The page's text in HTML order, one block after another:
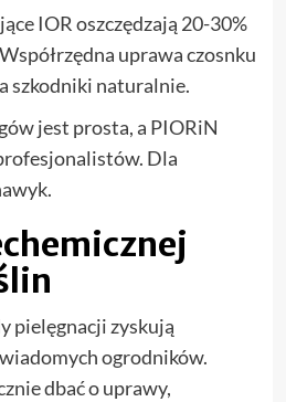
IOR oszczędzają 20-30%
uprawa czosnku
szkodniki naturalnie.
jest prosta, a PIORiN
Dla
pielęgnacji zyskują
ogrodników.
dbać o uprawy,